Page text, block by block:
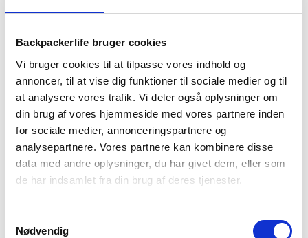
Backpackerlife bruger cookies
Vi bruger cookies til at tilpasse vores indhold og
annoncer, til at vise dig funktioner til sociale medier og til
at analysere vores trafik. Vi deler også oplysninger om
din brug af vores hjemmeside med vores partnere inden
for sociale medier, annonceringspartnere og
analysepartnere. Vores partnere kan kombinere disse
data med andre oplysninger, du har givet dem, eller som
de har indsamlet fra din brug af deres tjenester.
Nødvendig
BRAND
FAQ
Verdenskendte Nalgene har lavet en slank og robust
drikkedunk til alle behov. Om du skal på vandretur, skole,
arbejde eller camping, så er det denne drikkedunk, der holder
dig hydreret gennem hele dagen. Nalgene OTF Sustain er
lavet i Nalgenes nye Sustain materiale, som er udvundet af
50% plastaffald ved hjælp af ISCC certificeret massebalance.
Derfor er det en bæredygtig tilgang drikkedunken er designet
ud fra.
Nalgene On-The-Fly Sustain kommer med et forstærket låg,
som kan åbnes med én hånd, så du ikke skal bøvle med
det ikke! Selve flasken kan indeholde 700 ml. På selve flasken